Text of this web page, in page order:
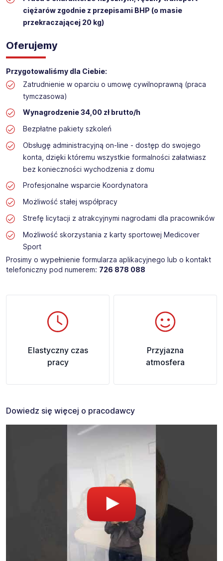
ciężarów zgodnie z przepisami BHP (o masie
przekraczającej 20 kg)
Oferujemy
Przygotowaliśmy dla Ciebie:
Zatrudnienie w oparciu o umowę cywilnoprawną (praca
tymczasowa)
Wynagrodzenie 34,00 zł brutto/h
Bezpłatne pakiety szkoleń
Obsługę administracyjną on-line - dostęp do swojego
konta, dzięki któremu wszystkie formalności załatwiasz
bez konieczności wychodzenia z domu
Profesjonalne wsparcie Koordynatora
Możliwość stałej współpracy
Strefę licytacji z atrakcyjnymi nagrodami dla pracowników
Możliwość skorzystania z karty sportowej Medicover
Sport
Prosimy o wypełnienie formularza aplikacyjnego lub o kontakt
telefoniczny pod numerem: 726 878 088 ​
Elastyczny czas
pracy
Przyjazna
atmosfera
Dowiedz się więcej o pracodawcy